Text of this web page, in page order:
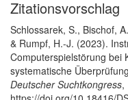
Artikel-Details
Zitationsvorschlag
Schlossarek, S., Bischof,
& Rumpf, H.-J. (2023).
Computerspielstörung bei
systematische
Deutscher Suchtkongress,